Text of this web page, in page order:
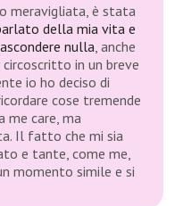
meravigliata, è stata
della mia vita e
nulla , anche
in un breve
io ho deciso di
cose tremende
me care, ma
Il fatto che mi sia
e tante, come me,
momento simile e si